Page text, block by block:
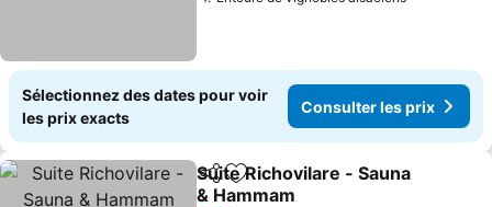
Sélectionnez des dates pour voir
les prix exacts
Consulter les prix
PartagerAjouter à mes favoris
Suite Richovilare - Sauna
& Hammam